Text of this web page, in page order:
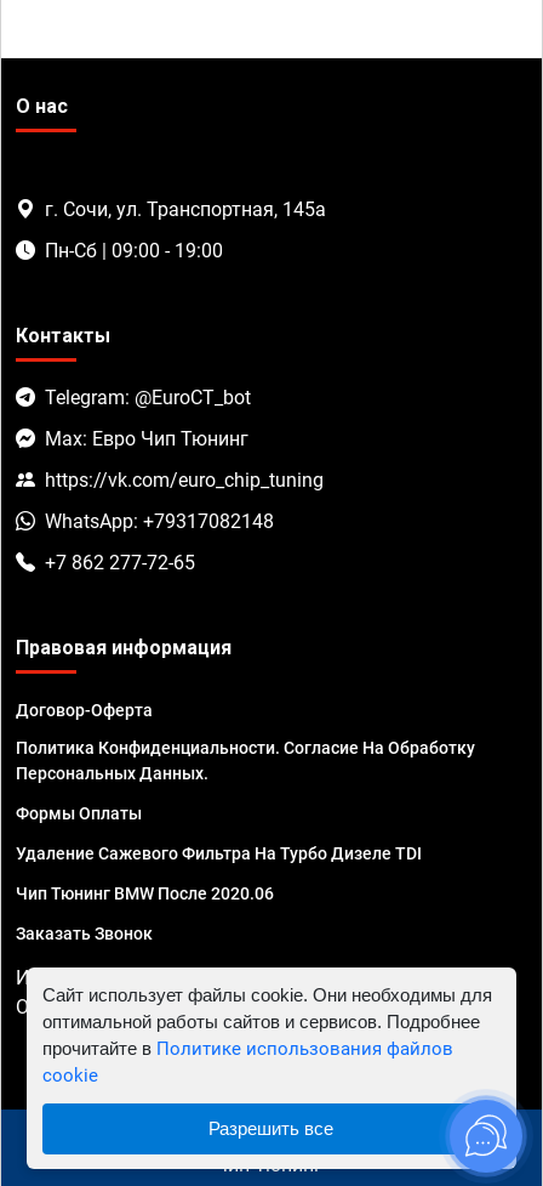
О нас
г. Сочи, ул. Транспортная, 145а
Пн-Сб | 09:00 - 19:00
Контакты
Telegram: @EuroCT_bot
Max: Евро Чип Тюнинг
https://vk.com/euro_chip_tuning
WhatsApp: +79317082148
+7 862 277-72-65
Правовая информация
Договор-Оферта
Политика Конфиденциальности. Согласие На Обработку
Персональных Данных.
Формы Оплаты
Удаление Сажевого Фильтра На Турбо Дизеле TDI
Чип Тюнинг BMW После 2020.06
Заказать Звонок
ИП Смирнов Георгий Павлович. ИНН 781302555843,
ОГРНИП 324470400032610
© 2010 - 2026 Чип тюнинг в Сочи - Автосервис "Евро
Чип Тюнинг"
Сайт использует файлы cookie. Они необходимы для
оптимальной работы сайтов и сервисов. Подробнее
прочитайте в Политике использования файлов
cookie
Разрешить все